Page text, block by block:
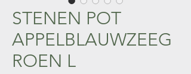
STENEN POT
APPELBLAUWZEEG
ROEN L